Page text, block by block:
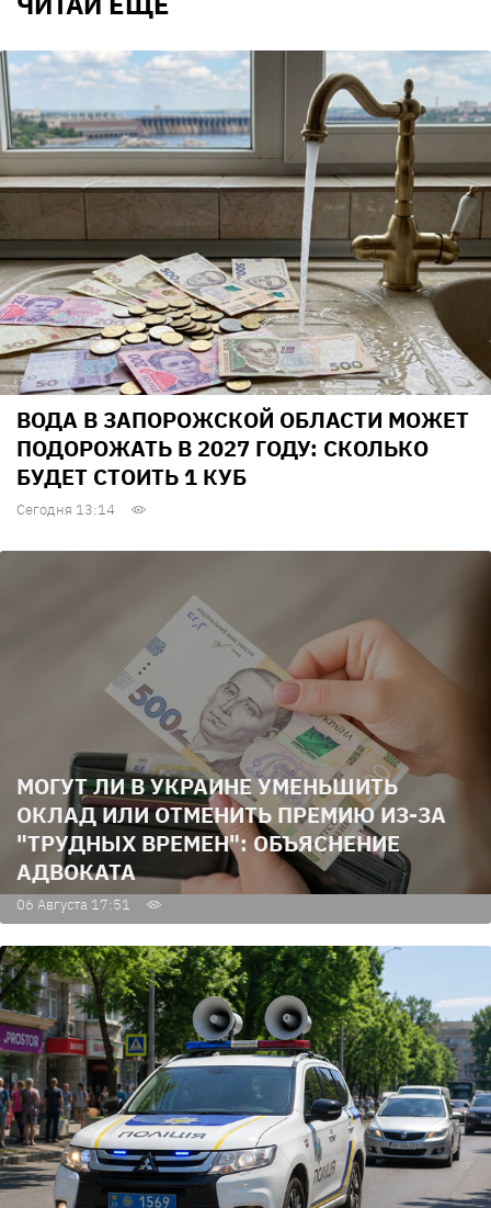
ВОДА В ЗАПОРОЖСКОЙ ОБЛАСТИ МОЖЕТ
ПОДОРОЖАТЬ В 2027 ГОДУ: СКОЛЬКО
БУДЕТ СТОИТЬ 1 КУБ
Сегодня 13:14
МОГУТ ЛИ В УКРАИНЕ УМЕНЬШИТЬ
ОКЛАД ИЛИ ОТМЕНИТЬ ПРЕМИЮ ИЗ-ЗА
"ТРУДНЫХ ВРЕМЕН": ОБЪЯСНЕНИЕ
АДВОКАТА
06 Августа 17:51